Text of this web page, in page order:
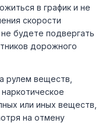
в график и не
скорости
будете подвергать
дорожного
рулем веществ,
или иных веществ,
на отмену